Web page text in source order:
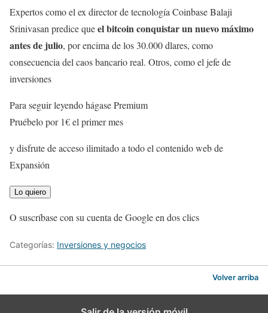
Expertos como el ex director de tecnología Coinbase Balaji
Srinivasan predice queel bitcoin conquistar un nuevo máximo
antes de julio, por encima de los 30.000 dlares, como
consecuencia del caos bancario real. Otros, como el jefe de
inversiones
Para seguir leyendo hágase Premium
Pruébelo por 1€ el primer mes
y disfrute de acceso ilimitado a todo el contenido web de
Expansión
Lo quiero
O suscríbase con su cuenta de Google en dos clics
Categorías: Inversiones y negocios
Volver arriba